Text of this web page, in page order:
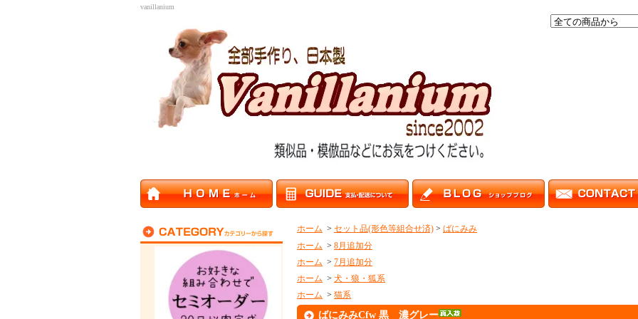
vanillanium
ホーム > セット品(形色等組合せ済) > ばにみみ
ホーム > 8月追加分
ホーム > 7月追加分
ホーム > 犬・狼・狐系
ホーム > 猫系
ばにみみCfw 黒 濃グレー